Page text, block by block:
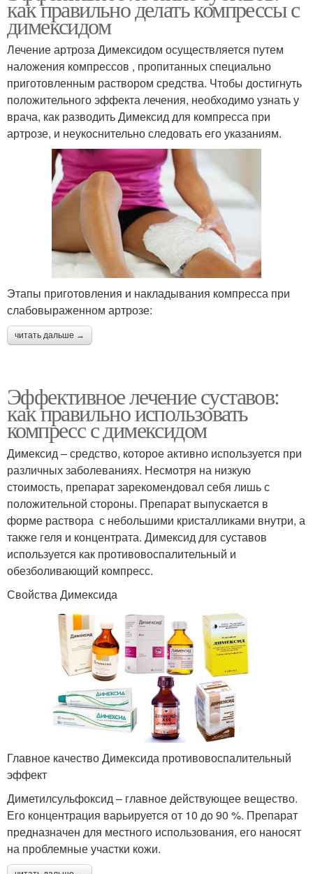
как правильно делать компрессы с
димексидом
Лечение артроза Димексидом осуществляется путем
наложения компрессов , пропитанных специально
приготовленным раствором средства. Чтобы достигнуть
положительного эффекта лечения, необходимо узнать у
врача, как разводить Димексид для компресса при
артрозе, и неукоснительно следовать его указаниям.
Этапы приготовления и накладывания компресса при
слабовыраженном артрозе:
читать дальше →
Эффективное лечение суставов:
как правильно использовать
компресс с димексидом
Димексид – средство, которое активно используется при
различных заболеваниях. Несмотря на низкую
стоимость, препарат зарекомендовал себя лишь с
положительной стороны. Препарат выпускается в
форме раствора с небольшими кристалликами внутри, а
также геля и концентрата. Димексид для суставов
используется как противовоспалительный и
обезболивающий компресс.
Свойства Димексида
Главное качество Димексида противовоспалительный
эффект
Диметилсульфоксид – главное действующее вещество.
Его концентрация варьируется от 10 до 90 %. Препарат
предназначен для местного использования, его наносят
на проблемные участки кожи.